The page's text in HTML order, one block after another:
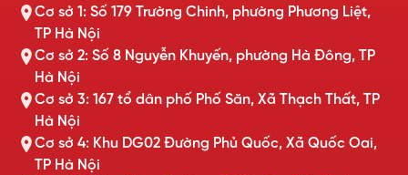
Cơ sở 1: Số 179 Trường Chinh, phường Phương Liệt,
TP Hà Nội
Cơ sở 2: Số 8 Nguyễn Khuyến, phường Hà Đông, TP
Hà Nội
Cơ sở 3: 167 tổ dân phố Phố Săn, Xã Thạch Thất, TP
Hà Nội
Cơ sở 4: Khu DG02 Đường Phủ Quốc, Xã Quốc Oai,
TP Hà Nội